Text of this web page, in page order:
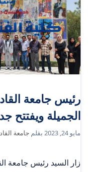
رئيس جامعة
الجميلة ويفتتح
مايو 24, 2023 بقلم جامعة
زار السيد رئيس جامعة